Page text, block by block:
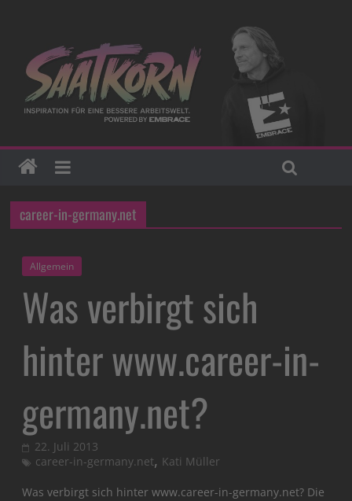
career-in-germany.net
Allgemein
Was verbirgt sich
hinter www.career-in-
germany.net?
22. Juli 2013
career-in-germany.net, Kati Müller
Was verbirgt sich hinter www.career-in-germany.net? Die